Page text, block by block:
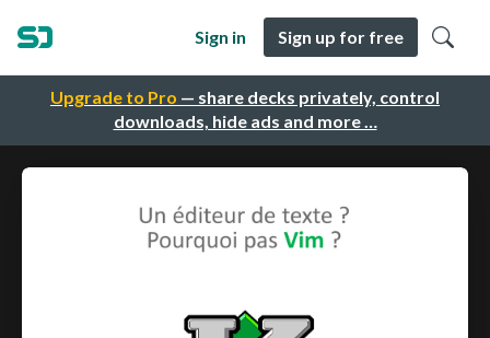
Upgrade to Pro — share decks privately, control
downloads, hide ads and more …
Sign in Sign up for free